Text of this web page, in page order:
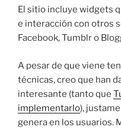
El sitio incluye widgets
e interacción con otros
Facebook, Tumblr o
A pesar de que viene
técnicas, creo que han
interesante (tanto que
implementarlo),
genera en los usuarios.